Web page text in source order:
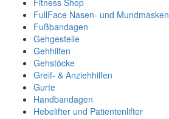
Fitness Shop
FullFace Nasen- und Mundmasken
Fußbandagen
Gehgestelle
Gehhilfen
Gehstöcke
Greif- & Anziehhilfen
Gurte
Handbandagen
Hebelifter und Patientenlifter